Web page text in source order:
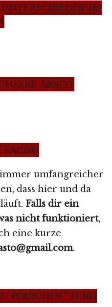
unterschiedliche
Arbeit
umfangreicher
dass hier und da
Falls dir ein
nicht funktioniert,
eine kurze
.
(1-16)